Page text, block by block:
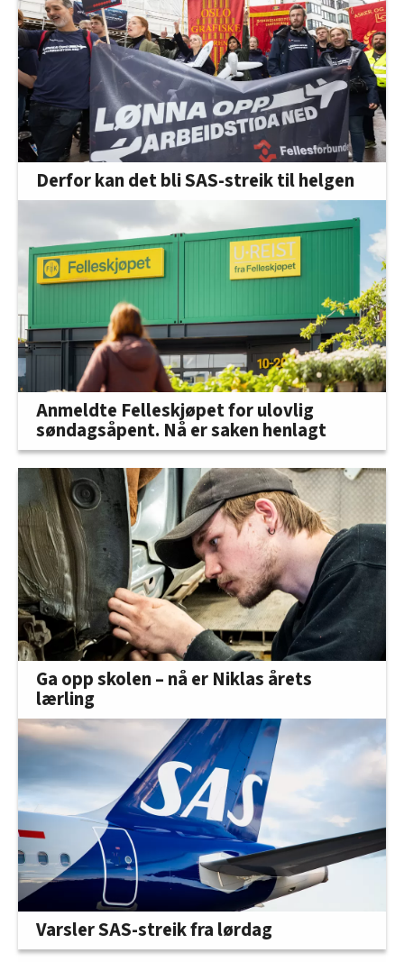
man kan ha 100.000 kroner mer i formue uten å
skatte av den.
Kilde: Høyres forslag til statsbudsjett for 2026
Derfor kan det bli SAS-streik til helgen
Anmeldte Felleskjøpet for ulovlig
søndagsåpent. Nå er saken henlagt
Ga opp skolen – nå er Niklas årets
lærling
Varsler SAS-streik fra lørdag